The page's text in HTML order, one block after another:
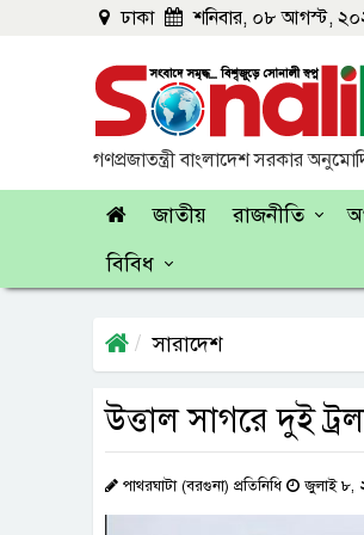
ঢাকা শনিবার, ০৮ আগস্ট,
গণপ্রজাতন্ত্রী বাংলাদেশ সরকার
জাতীয় রাজনীতি
বিবিধ
সারাদেশ
উত্তাল সাগরে দুই
পাথরঘাটা (বরগুনা) প্রতিনিধি জুলাই ৮,